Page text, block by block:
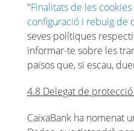
"Finalitats de les
configuració i rebuig de
seves polítiques
informar-te sobre les
països que, si escau,
4.8 Delegat de
CaixaBank ha nomenat